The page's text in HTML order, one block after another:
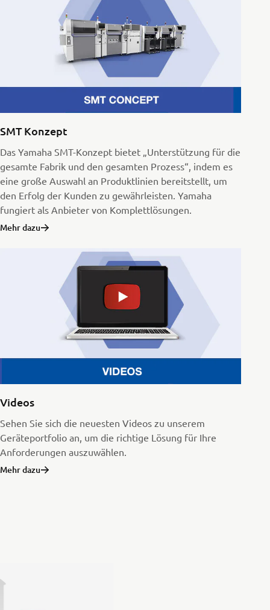
SMT Konzept
Das Yamaha SMT-Konzept bietet „Unterstützung für die
gesamte Fabrik und den gesamten Prozess“, indem es
eine große Auswahl an Produktlinien bereitstellt, um
den Erfolg der Kunden zu gewährleisten. Yamaha
fungiert als Anbieter von Komplettlösungen.
Mehr dazu
Videos
Sehen Sie sich die neuesten Videos zu unserem
Geräteportfolio an, um die richtige Lösung für Ihre
Anforderungen auszuwählen.
Mehr dazu